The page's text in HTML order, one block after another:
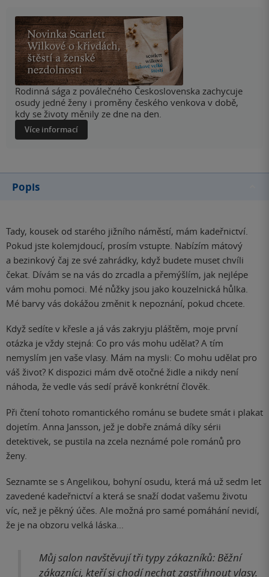
Rodinná sága z poválečného Československa zachycuje
osudy jedné ženy i proměny českého venkova v době,
kdy se životy měnily ze dne na den.
Více informací
Popis
Tady, kousek od starého jižního náměstí, mám kadeřnictví.
Pokud jste kolemjdoucí, prosím vstupte. Nabízím mátový
a bezinkový čaj ze své zahrádky, když budete muset chvíli
čekat. Dívám se na vás do zrcadla a přemýšlím, jak nejlépe
vám mohu pomoci. Mé nůžky jsou jako kouzelnická hůlka.
Mé barvy vás dokážou změnit k nepoznání, pokud chcete.
Když sedíte v křesle a já vás zakryju pláštěm, moje první
otázka je vždy stejná: Co pro vás mohu udělat? A tím
nemyslím jen vaše vlasy. Mám na mysli: Co mohu udělat pro
váš život? K dispozici mám dvě otočné židle a nikdy není
náhoda, že vedle vás sedí právě konkrétní člověk.
Při čtení tohoto romantického románu se budete smát i plakat
dojetím. Anna Jansson, jež je dobře známá díky sérii
detektivek, se pustila na zcela neznámé pole románů pro
ženy.
Seznamte se s Angelikou, bohyní osudu, která má už sedm let
zavedené kadeřnictví a která se snaží dodat vašemu životu
víc, než je pěkný účes. Ale možná pro samé pomáhání nevidí,
že je na obzoru velká láska...
Můj salon navštěvují tři typy zákazníků: Běžní
zákazníci, kteří si chodí nechat zastřihnout vlasy.